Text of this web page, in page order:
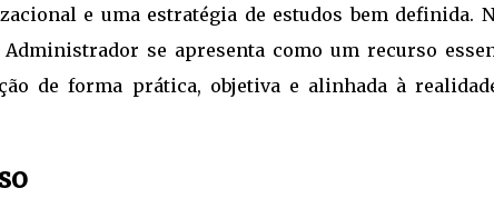
e uma estratégia de estudos bem definida.
Administrador se apresenta como um recurso
de forma prática, objetiva e alinhada à